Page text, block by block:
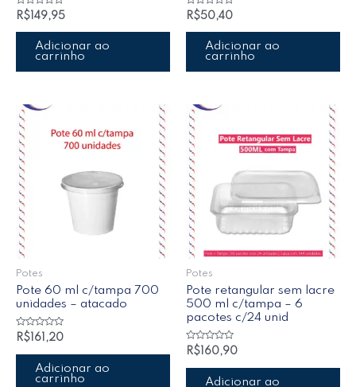
Avaliação
0
de
R$ 149,95
Adicionar ao
carrinho
Avaliação
0
de
R$50,40
Adicionar ao
carrinho
Potes
Pote 60 ml c/tampa 700
unidades – atacado
Avaliação
0
de
R$ 161,20
Adicionar ao
carrinho
Potes
Pote retangular sem lacre
500 ml c/tampa – 6
pacotes c/24 unid
Avaliação
0
de
R$ 160,90
Adicionar ao